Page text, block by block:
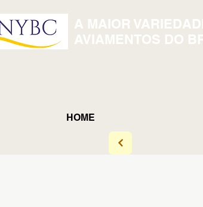
A MAIOR
AVIAMENTOS DO
HOME